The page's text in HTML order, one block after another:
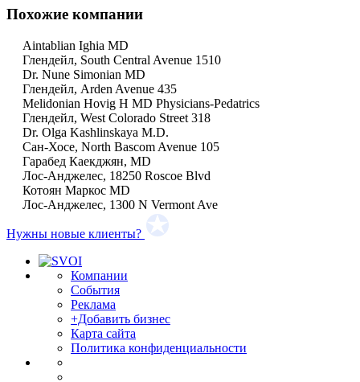
Похожие компании
Aintablian Ighia MD
Глендейл, South Central Avenue 1510
Dr. Nune Simonian MD
Глендейл, Arden Avenue 435
Melidonian Hovig H MD Physicians-Pedatrics
Глендейл, West Colorado Street 318
Dr. Olga Kashlinskaya M.D.
Сан-Хосе, North Bascom Avenue 105
Гарабед Каекджян, MD
Лос-Анджелес, 18250 Roscoe Blvd
Котоян Маркос MD
Лос-Анджелес, 1300 N Vermont Ave
Нужны новые клиенты?
Компании
События
Реклама
+Добавить бизнес
Карта сайта
Политика конфиденциальности